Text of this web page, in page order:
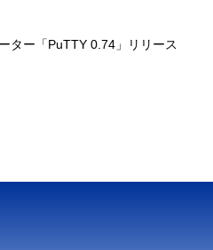
ター「PuTTY 0.74」リリース